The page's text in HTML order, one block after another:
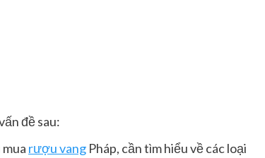
đề sau:
rượu vang Pháp, cần tìm hiểu về các loại